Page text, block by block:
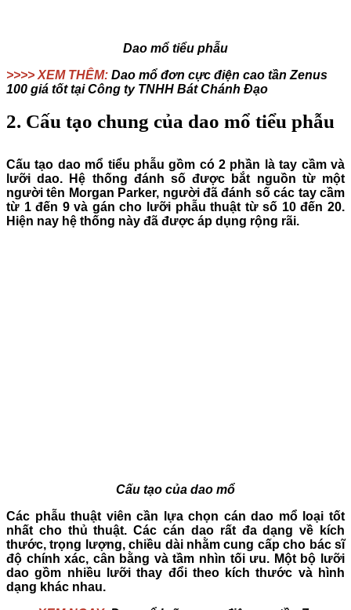
Dao mổ tiểu phẫu
>>>> XEM THÊM: Dao mổ đơn cực điện cao tần Zenus
100 giá tốt tại Công ty TNHH Bát Chánh Đạo
2. Cấu tạo chung của dao mổ tiểu phẫu
Cấu tạo dao mổ tiểu phẫu gồm có 2 phần là tay cầm và
lưỡi dao. Hệ thống đánh số được bắt nguồn từ một
người tên Morgan Parker, người đã đánh số các tay cầm
từ 1 đến 9 và gán cho lưỡi phẫu thuật từ số 10 đến 20.
Hiện nay hệ thống này đã được áp dụng rộng rãi.
Cấu tạo của dao mổ
Các phẫu thuật viên cần lựa chọn cán dao mổ loại tốt
nhất cho thủ thuật. Các cán dao rất đa dạng về kích
thước, trọng lượng, chiều dài nhằm cung cấp cho bác sĩ
độ chính xác, cân bằng và tầm nhìn tối ưu. Một bộ lưỡi
dao gồm nhiều lưỡi thay đổi theo kích thước và hình
dạng khác nhau.